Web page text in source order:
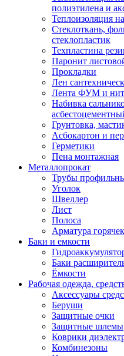
полиэтилена и
Теплоизоляция
Стеклоткань,
стеклопластик
Техпластина
Паронит
Прокладки
Лен
Лента ФУМ и
Набивка
Грунтовка,
Асбокартон и
Герметики
Пена монтажная
Металлопрокат
Трубы
Уголок
Швеллер
Лист
Полоса
Арматура
Баки и емкости
Баки
Ёмкости
Рабочая одежда,
Аксессуары
Беруши
Защитные очки
Защитные шлемы
Коврики
Комбинезоны